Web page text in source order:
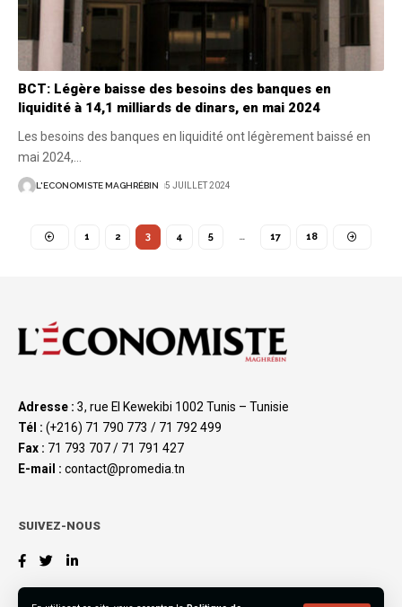
BCT: Légère baisse des besoins des banques en
liquidité à 14,1 milliards de dinars, en mai 2024
Les besoins des banques en liquidité ont légèrement baissé en
mai 2024,
L'ECONOMISTE MAGHRÉBIN 5 JUILLET 2024
1 2 3 4 5 … 17 18
Adresse : 3, rue El Kewekibi 1002 Tunis – Tunisie
Tél : (+216) 71 790 773 / 71 792 499
Fax : 71 793 707 / 71 791 427
E-mail : contact@promedia.tn
SUIVEZ-NOUS